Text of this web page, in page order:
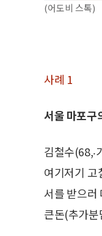
(어도비 스톡)
사례 1
서울 마포구
김철수(68,‧
여기저기 고
서를 받으러
큰돈(추가분